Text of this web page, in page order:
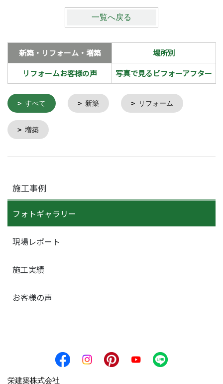
一覧へ戻る
新築・リフォーム・増築
場所別
リフォームお客様の声
写真で見るビフォーアフター
すべて 新築 リフォーム
増築
施工事例
フォトギャラリー
現場レポート
施工実績
お客様の声
栄建築株式会社